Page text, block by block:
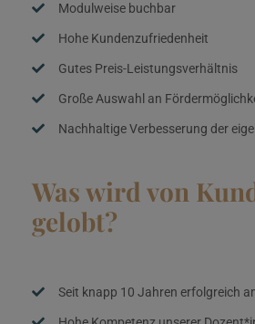
Modulweise buchbar
Hohe Kundenzufriedenheit
Gutes Preis-Leistungsverhältnis
Große Auswahl an
Nachhaltige Verbesserung der
Was wird von
gelobt?
Seit knapp 10 Jahren erfolgreich